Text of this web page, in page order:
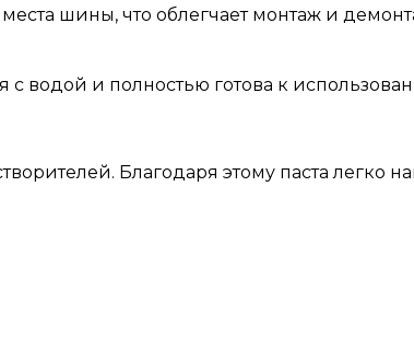
шины, что облегчает монтаж и
с водой и полностью готова к
Благодаря этому паста легко